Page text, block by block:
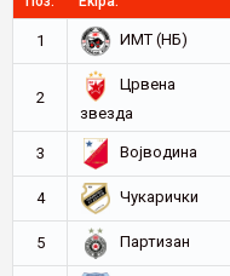
1 ИМТ (НБ)
2
Црвена
звезда
3 Војводина
4 Чукарички
5 Партизан